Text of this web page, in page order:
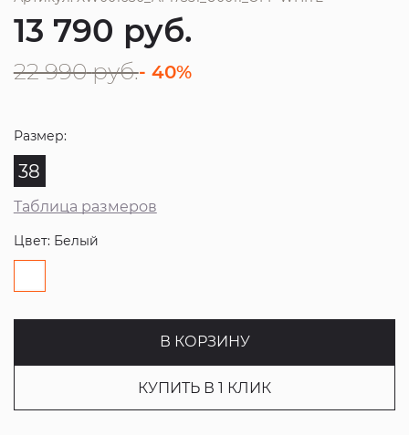
13 790 руб.
22 990 руб.- 40%
Размер:
38
Таблица размеров
Цвет: Белый
В КОРЗИНУ
КУПИТЬ В 1 КЛИК